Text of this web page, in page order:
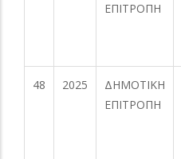
ΕΠΙΤΡΟΠΗ
48 2025
ΔΗΜΟΤΙΚΗ
ΕΠΙΤΡΟΠΗ